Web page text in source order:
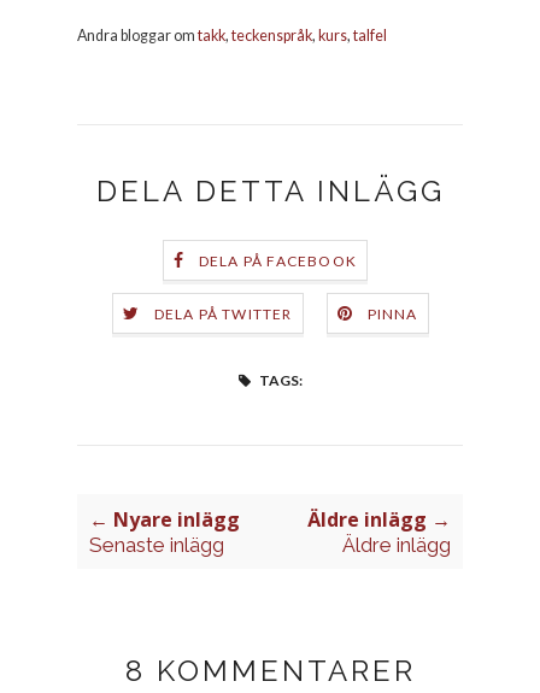
Andra bloggar om takk, teckenspråk, kurs, talfel
DELA DETTA INLÄGG
DELA PÅ FACEBOOK
DELA PÅ TWITTER PINNA
TAGS:
← Nyare inlägg
Senaste inlägg
Äldre inlägg →
Äldre inlägg
8 KOMMENTARER